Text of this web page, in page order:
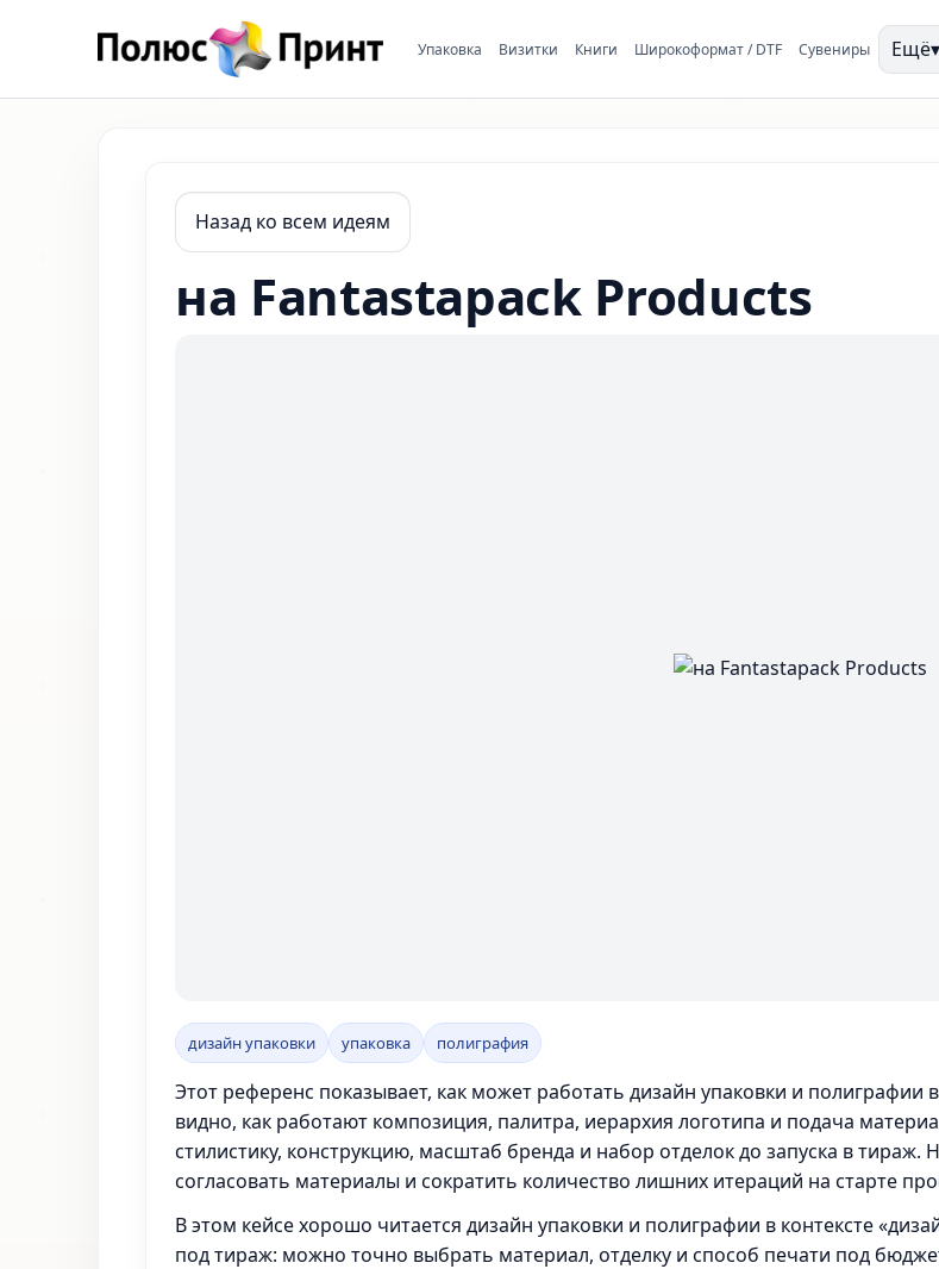
Упаковка Визитки Книги Широкоформат / DTF Сувениры Ещё▾
Назад ко всем идеям
на Fantastapack Products
дизайн упаковки упаковка полиграфия
Этот референс показывает, как может работать дизайн упаковки и полиграфии
видно, как работают композиция, палитра, иерархия логотипа и подача
стилистику, конструкцию, масштаб бренда и набор отделок до запуска в
согласовать материалы и сократить количество лишних итераций на старте
В этом кейсе хорошо читается дизайн упаковки и полиграфии в контексте
под тираж: можно точно выбрать материал, отделку и способ печати под